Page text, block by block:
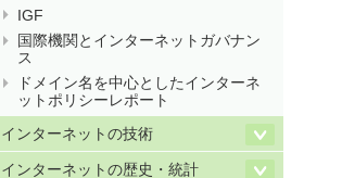
IGF
国際機関とインターネットガバナン
ス
ドメイン名を中心としたインターネ
ットポリシーレポート
インターネットの技術
インターネットの歴史・統計